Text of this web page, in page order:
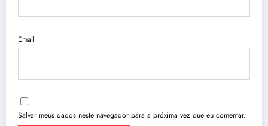
Email
Salvar meus dados neste navegador para a próxima vez que eu comentar.